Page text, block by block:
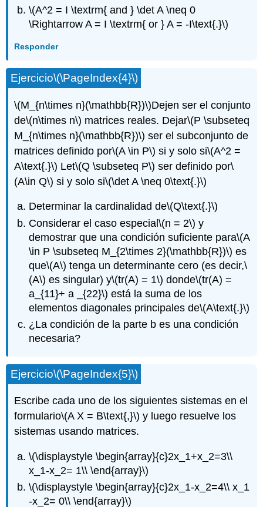
\(A^2 = I \textrm{ and } \det A \neq 0
\Rightarrow A = I \textrm{ or } A = -I\text{.}\)
Responder
Ejercicio\(\PageIndex{4}\)
\(M_{n\times n}(\mathbb{R})\)Dejen ser el conjunto
de\(n\times n\) matrices reales. Dejar\(P \subseteq
M_{n\times n}(\mathbb{R})\) ser el subconjunto de
matrices definido por\(A \in P\) si y solo si\(A^2 =
A\text{.}\) Let\(Q \subseteq P\) ser definido por\
(A\in Q\) si y solo si\(\det A \neq 0\text{.}\)
Determinar la cardinalidad de\(Q\text{.}\)
Considerar el caso especial\(n = 2\) y
demostrar que una condición suficiente para\(A
\in P \subseteq M_{2\times 2}(\mathbb{R})\) es
que\(A\) tenga un determinante cero (es decir,\
(A\) es singular) y\(tr(A) = 1\) donde\(tr(A) =
a_{11}+ a _{22}\) está la suma de los
elementos diagonales principales de\(A\text{.}\)
¿La condición de la parte b es una condición
necesaria?
Ejercicio\(\PageIndex{5}\)
Escribe cada uno de los siguientes sistemas en el
formulario\(A X = B\text{,}\) y luego resuelve los
sistemas usando matrices.
\(\displaystyle \begin{array}{c}2x_1+x_2=3\\
x_1-x_2= 1\\ \end{array}\)
\(\displaystyle \begin{array}{c}2x_1-x_2=4\\ x_1
-x_2= 0\\ \end{array}\)